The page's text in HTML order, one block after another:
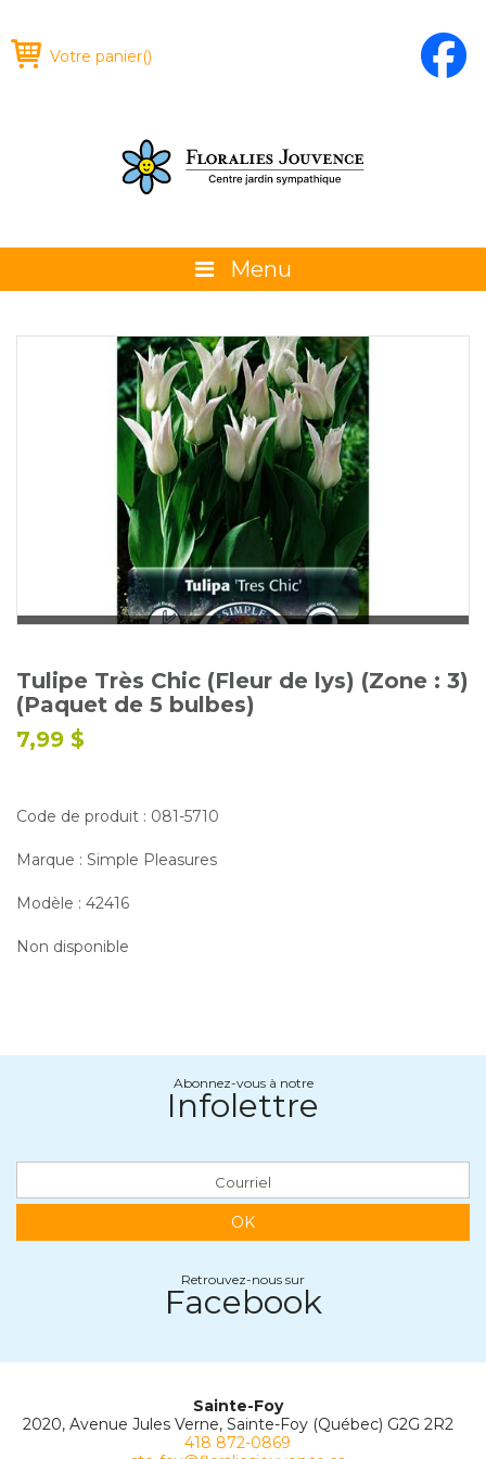
Votre panier()
Menu
La boutique
Promotions et évènements
Conseils
Glossaire
Calendrier horticole
Emplois
Service à la clientèle
Nous joindre
Tulipe Très Chic (Fleur de lys) (Zone : 3)
(Paquet de 5 bulbes)
7,99 $
Code de produit : 081-5710
Marque : Simple Pleasures
Modèle : 42416
Non disponible
Abonnez-vous à notre
Infolettre
OK
Retrouvez-nous sur
Facebook
Sainte-Foy
2020, Avenue Jules Verne, Sainte-Foy (Québec) G2G 2R2
418 872-0869